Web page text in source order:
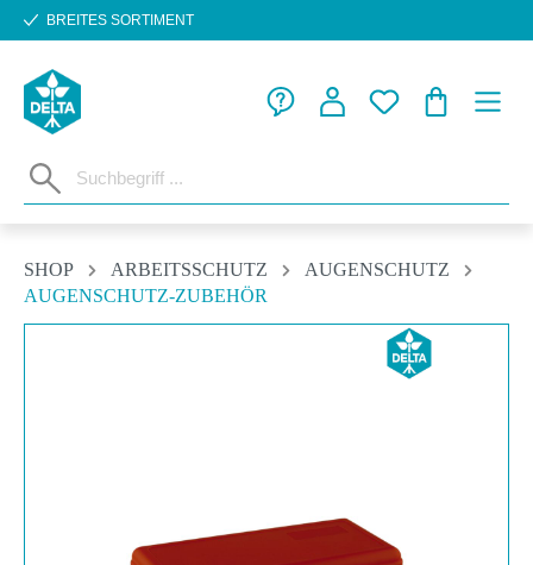
Zum Hauptinhalt springen
BREITES SORTIMENT
SHOP ARBEITSSCHUTZ
AUGENSCHUTZ
AUGENSCHUTZ-ZUBEHÖR